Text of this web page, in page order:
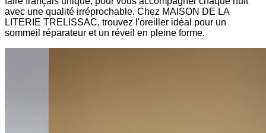
avec une qualité irréprochable. Chez MAISON DE LA
LITERIE TRELISSAC, trouvez l'oreiller idéal pour un
sommeil réparateur et un réveil en pleine forme.